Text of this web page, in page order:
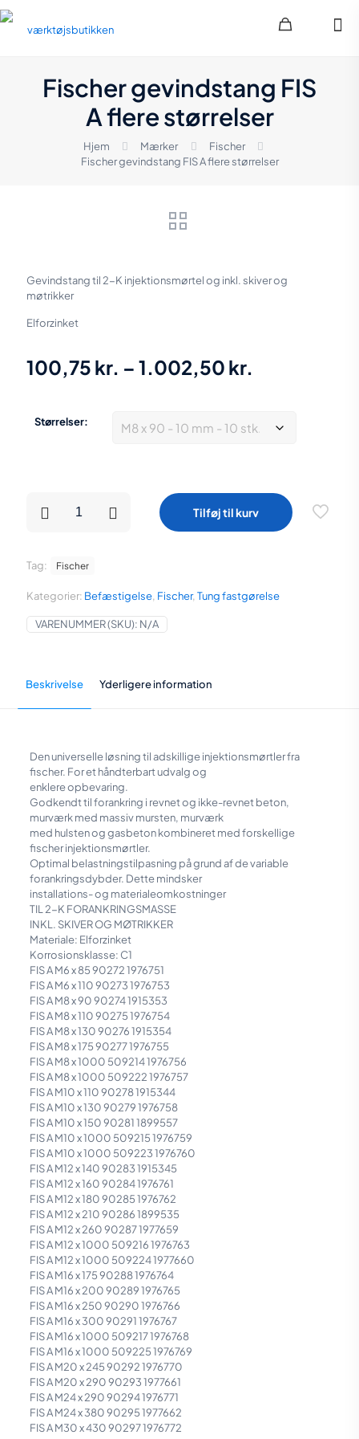
Fischer gevindstang FIS
A flere størrelser
Hjem Mærker
Fischer
Fischer gevindstang FIS A flere størrelser
Gevindstang til 2-K injektionsmørtel og inkl. skiver og
møtrikker
Elforzinket
100,75 kr. – 1.002,50 kr.
1.002,50
Størrelser:
gevindstang
flere
størrelser
antal
Tilføj til kurv
VARENUMMER (SKU): N/A
Kategorier: Befæstigelse, Fischer, Tung fastgørelse
Tag: Fischer
Beskrivelse Yderligere information
Den universelle løsning til adskillige injektionsmørtler fra
fischer. For et håndterbart udvalg og
enklere opbevaring.
Godkendt til forankring i revnet og ikke-revnet beton,
murværk med massiv mursten, murværk
med hulsten og gasbeton kombineret med forskellige
fischer injektionsmørtler.
Optimal belastningstilpasning på grund af de variable
forankringsdybder. Dette mindsker
installations- og materialeomkostninger
TIL 2-K FORANKRINGSMASSE
INKL. SKIVER OG MØTRIKKER
Materiale: Elforzinket
Korrosionsklasse: C1
FIS A M6 x 85 90272 1976751
FIS A M6 x 110 90273 1976753
FIS A M8 x 90 90274 1915353
FIS A M8 x 110 90275 1976754
FIS A M8 x 130 90276 1915354
FIS A M8 x 175 90277 1976755
FIS A M8 x 1000 509214 1976756
FIS A M8 x 1000 509222 1976757
FIS A M10 x 110 90278 1915344
FIS A M10 x 130 90279 1976758
FIS A M10 x 150 90281 1899557
FIS A M10 x 1000 509215 1976759
FIS A M10 x 1000 509223 1976760
FIS A M12 x 140 90283 1915345
FIS A M12 x 160 90284 1976761
FIS A M12 x 180 90285 1976762
FIS A M12 x 210 90286 1899535
FIS A M12 x 260 90287 1977659
FIS A M12 x 1000 509216 1976763
FIS A M12 x 1000 509224 1977660
FIS A M16 x 175 90288 1976764
FIS A M16 x 200 90289 1976765
FIS A M16 x 250 90290 1976766
FIS A M16 x 300 90291 1976767
FIS A M16 x 1000 509217 1976768
FIS A M16 x 1000 509225 1976769
FIS A M20 x 245 90292 1976770
FIS A M20 x 290 90293 1977661
FIS A M24 x 290 90294 1976771
FIS A M24 x 380 90295 1977662
FIS A M30 x 430 90297 1976772